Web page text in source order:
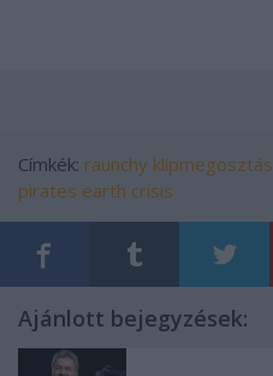
Címkék: raunchy klipmegosztás
pirates earth crisis
Ajánlott bejegyzések: